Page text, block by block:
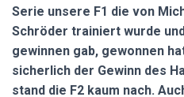
Serie unsere F1 die von
Schröder trainiert wurde
gewinnen gab, gewonnen
sicherlich der Gewinn des
stand die F2 kaum nach.